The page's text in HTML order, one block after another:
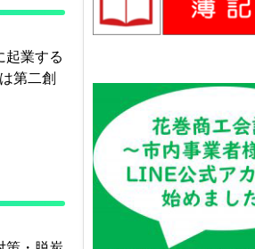
起業する
第二創